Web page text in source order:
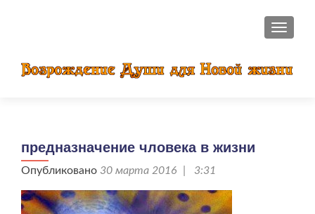
предназначение чловека в жизни
Опубликовано 30 марта 2016 | 3:31